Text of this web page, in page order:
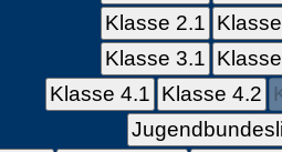
Klasse 2.1
Klasse 3.1
Klasse 4.1 Klasse 4.2